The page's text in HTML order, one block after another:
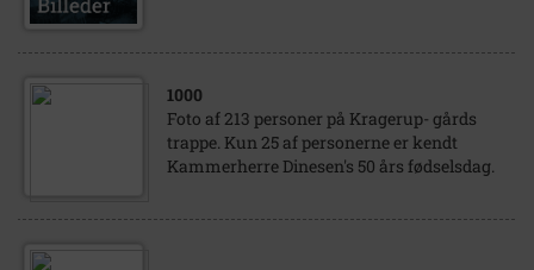
1000
Foto af 213 personer på Kragerup- gårds
trappe. Kun 25 af personerne er kendt
Kammerherre Dinesen's 50 års fødselsdag.